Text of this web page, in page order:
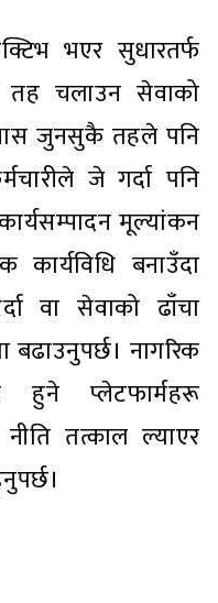
भएर सुधारतर्फ
चलाउन सेवाको
जुनसुकै तहले पनि
जे गर्दा पनि
मूल्यांकन
कार्यविधि बनाउँदा
वा सेवाको ढाँचा
बढाउनुपर्छ। नागरिक
हुने प्लेटफार्महरू
नीति तत्काल ल्याएर